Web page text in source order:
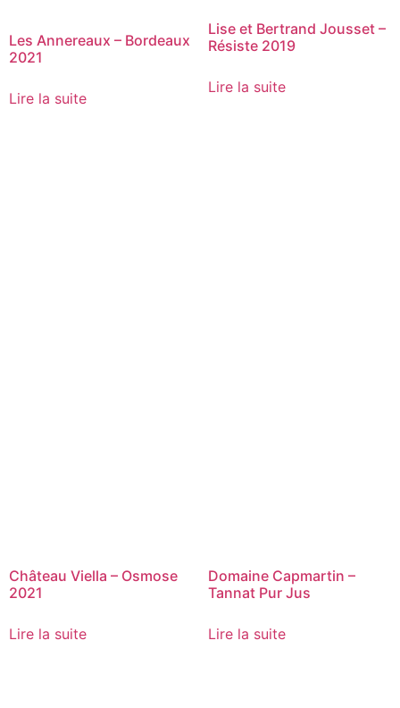
Les Annereaux – Bordeaux
2021
Lire la suite
Lise et Bertrand Jousset –
Résiste 2019
Lire la suite
Château Viella – Osmose
2021
Lire la suite
Domaine Capmartin –
Tannat Pur Jus
Lire la suite